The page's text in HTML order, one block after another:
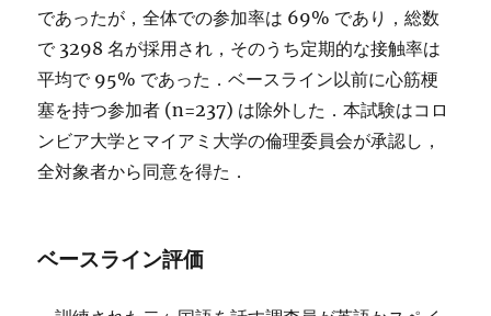
であったが，全体での参加率は 69% であり，総数
で 3298 名が採用され，そのうち定期的な接触率は
平均で 95% であった．ベースライン以前に心筋梗
塞を持つ参加者 (n=237) は除外した．本試験はコロ
ンビア大学とマイアミ大学の倫理委員会が承認し，
全対象者から同意を得た．
ベースライン評価